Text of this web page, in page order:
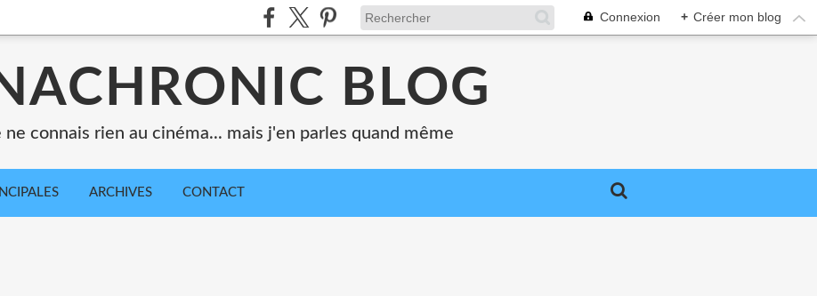
Connexion + Créer mon blog
BLOG
ne connais rien au cinéma... mais j'en parles quand même
ARCHIVES CONTACT